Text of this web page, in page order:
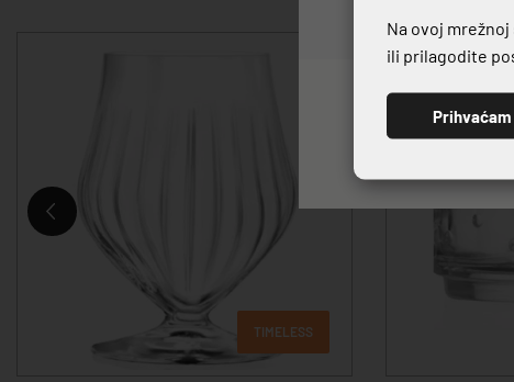
TIMELESS
Na ovoj
ili prilagodite
Prihvaćam